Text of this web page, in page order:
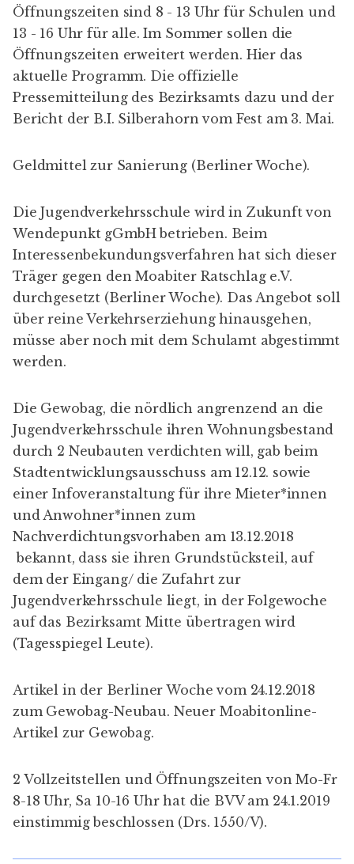
Öffnungszeiten sind 8 - 13 Uhr für Schulen und
13 - 16 Uhr für alle. Im Sommer sollen die
Öffnungszeiten erweitert werden. Hier das
aktuelle Programm. Die offizielle
Pressemitteilung des Bezirksamts dazu und der
Bericht der B.I. Silberahorn vom Fest am 3. Mai.
Geldmittel zur Sanierung (Berliner Woche).
Die Jugendverkehrsschule wird in Zukunft von
Wendepunkt gGmbHbetrieben. Beim
Interessenbekundungsverfahren hat sich dieser
Träger gegen den Moabiter Ratschlag e.V.
durchgesetzt (Berliner Woche). Das Angebot soll
über reine Verkehrserziehung hinausgehen,
müsse aber noch mit dem Schulamt abgestimmt
werden.
Die Gewobag, die nördlich angrenzend an die
Jugendverkehrsschule ihren Wohnungsbestand
durch 2 Neubauten verdichten will, gab beim
Stadtentwicklungsausschuss am 12.12. sowie
einer Infoveranstaltung für ihre Mieter*innen
und Anwohner*innen zum
Nachverdichtungsvorhaben am 13.12.2018
bekannt, dass sie ihren Grundstücksteil, auf
dem der Eingang/ die Zufahrt zur
Jugendverkehrsschule liegt, in der Folgewoche
auf das Bezirksamt Mitte übertragen wird
(Tagesspiegel Leute).
Artikel in der Berliner Woche vom 24.12.2018
zum Gewobag-Neubau. Neuer Moabitonline-
Artikel zur Gewobag.
2 Vollzeitstellen und Öffnungszeiten von Mo-Fr
8-18 Uhr, Sa 10-16 Uhr hat die BVV am 24.1.2019
einstimmig beschlossen (Drs. 1550/V).